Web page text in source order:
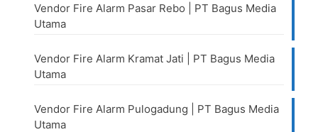
Vendor Fire Alarm Pasar Rebo | PT Bagus Media
Utama
Vendor Fire Alarm Kramat Jati | PT Bagus Media
Utama
Vendor Fire Alarm Pulogadung | PT Bagus Media
Utama